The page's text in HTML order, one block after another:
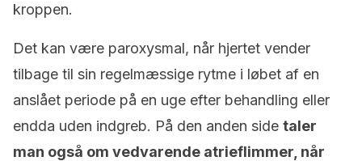
kroppen.
Det kan være paroxysmal, når hjertet vender
tilbage til sin regelmæssige rytme i løbet af en
anslået periode på en uge efter behandling eller
endda uden indgreb. På den anden side taler
man også om vedvarende atrieflimmer, når